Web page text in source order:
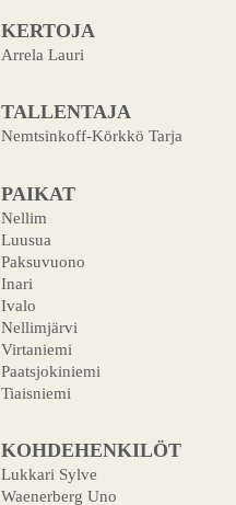
KERTOJA
Arrela Lauri
TALLENTAJA
Nemtsinkoff-Körkkö Tarja
PAIKAT
Nellim
Luusua
Paksuvuono
Inari
Ivalo
Nellimjärvi
Virtaniemi
Paatsjokiniemi
Tiaisniemi
KOHDEHENKILÖT
Lukkari Sylve
Waenerberg Uno